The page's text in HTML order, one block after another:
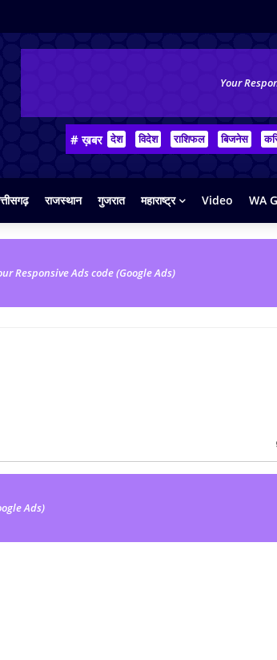
Your
# ख़बर देश विदेश राशिफल बिजनेस
राजस्थान गुजरात महाराष्ट्र Video WA
Responsive Ads code (Google Ads)
Ads)